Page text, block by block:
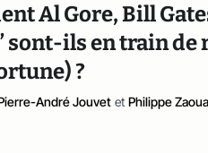
Al Gore, Bill
sont-ils en train
?
André Jouvet et Philippe